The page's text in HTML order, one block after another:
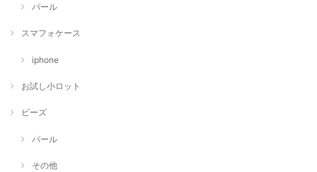
パール
スマフォケース
iphone
お試し小ロット
ビーズ
パール
その他